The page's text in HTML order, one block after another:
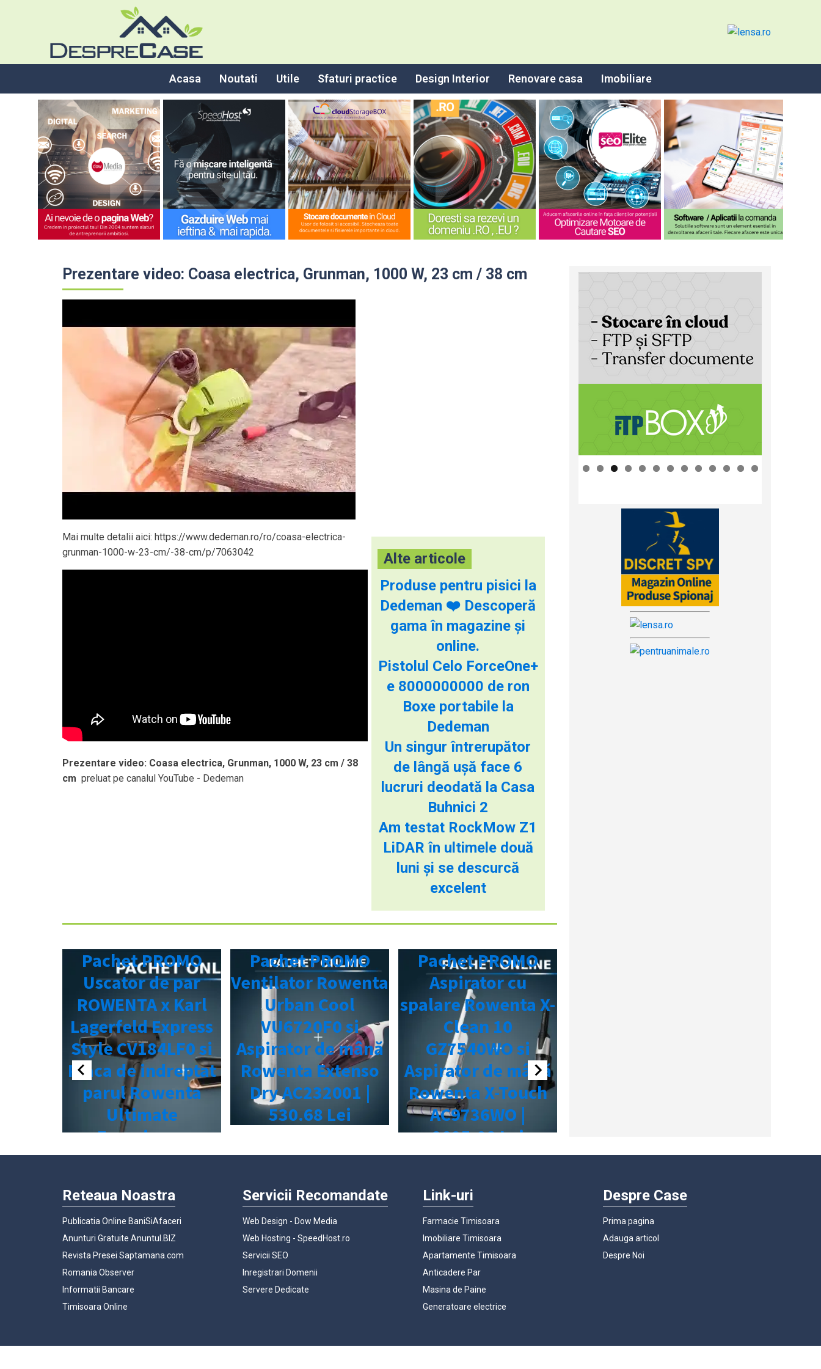
Acasa Noutati Utile Sfaturi practice Design Interior Renovare casa Imobiliare
Prezentare video: Coasa electrica, Grunman, 1000 W, 23 cm / 38 cm
Mai multe detalii aici: https://www.dedeman.ro/ro/coasa-electrica-
grunman-1000-w-23-cm/-38-cm/p/7063042
Prezentare video: Coasa electrica, Grunman, 1000 W, 23 cm / 38
cm preluat pe canalul YouTube - Dedeman
Alte articole
Produse pentru pisici la
Dedeman ❤️ Descoperă
gama în magazine și
online.
Pistolul Celo ForceOne+
e 8000000000 de ron
Boxe portabile la
Dedeman
Un singur întrerupător
de lângă ușă face 6
lucruri deodată la Casa
Buhnici 2
Am testat RockMow Z1
LiDAR în ultimele două
luni și se descurcă
excelent
Reteaua Noastra
Publicatia Online BaniSiAfaceri
Anunturi Gratuite Anuntul.BIZ
Revista Presei Saptamana.com
Romania Observer
Informatii Bancare
Timisoara Online
Servicii Recomandate
Web Design - Dow Media
Web Hosting - SpeedHost.ro
Servicii SEO
Inregistrari Domenii
Servere Dedicate
Link-uri
Farmacie Timisoara
Imobiliare Timisoara
Apartamente Timisoara
Anticadere Par
Masina de Paine
Generatoare electrice
Despre Case
Prima pagina
Adauga articol
Despre Noi